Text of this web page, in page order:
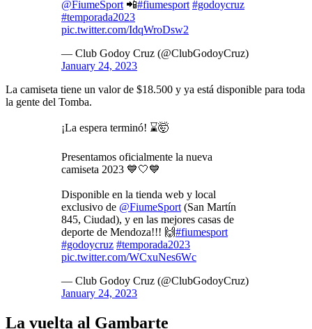
@FiumeSport📲#fiumesport #godoycruz
#temporada2023
pic.twitter.com/IdqWroDsw2
— Club Godoy Cruz (@ClubGodoyCruz)
January 24, 2023
La camiseta tiene un valor de $18.500 y ya está disponible para toda
la gente del Tomba.
¡La espera terminó! ⌛🤯
Presentamos oficialmente la nueva
camiseta 2023 💙🤍💙
Disponible en la tienda web y local
exclusivo de @FiumeSport(San Martín
845, Ciudad), y en las mejores casas de
deporte de Mendoza!!! 🙌#fiumesport
#godoycruz #temporada2023
pic.twitter.com/WCxuNes6Wc
— Club Godoy Cruz (@ClubGodoyCruz)
January 24, 2023
La vuelta al Gambarte